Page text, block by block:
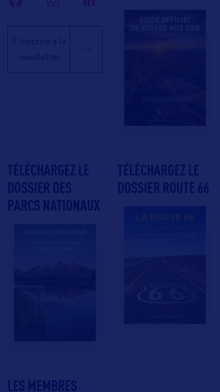
LES MEMBRES
S'inscrire à la
newsletter
TÉLÉCHARGEZ LE
DOSSIER DES
PARCS NATIONAUX
TÉLÉCHARGEZ LE
DOSSIER ROUTE 66